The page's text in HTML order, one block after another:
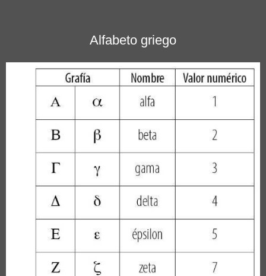
Alfabeto griego